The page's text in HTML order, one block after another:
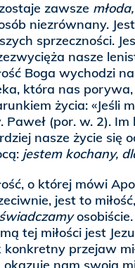
zawsze
niezrównany.
sprzeczności.
nasze
Boga wychodzi
która nas
życia: «Jeśli
Paweł (por. w. 2).
nasze życie się
jestem kochany,
o której mówi
jest to
tej miłości jest
konkretny przejaw